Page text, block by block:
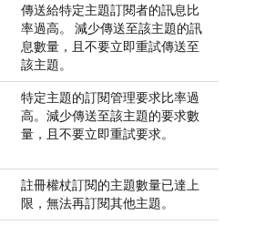
傳送給特定主題訂閱者的訊息比
率過高。 減少傳送至該主題的訊
息數量，且不要立即重試傳送至
該主題。
特定主題的訂閱管理要求比率過
高。減少傳送至該主題的要求數
量，且不要立即重試要求。
註冊權杖訂閱的主題數量已達上
限，無法再訂閱其他主題。